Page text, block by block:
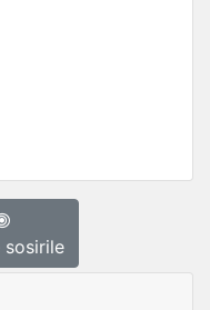
sosirile